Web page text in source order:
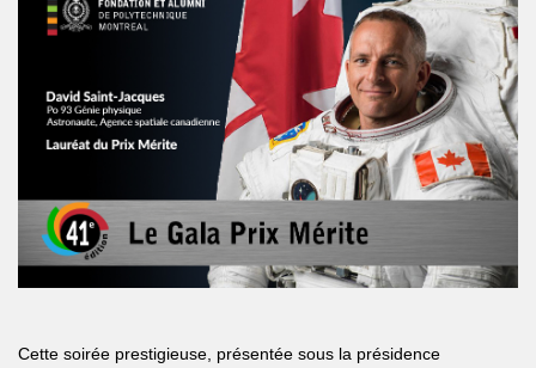
Cette soirée prestigieuse, présentée sous la présidence